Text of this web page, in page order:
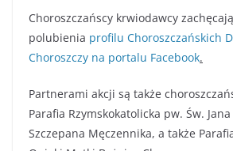
Choroszczańscy krwiodawcy
polubienia profilu Choroszczańskich
Choroszczy na portalu Facebook.
Partnerami akcji są także
Parafia Rzymskokatolicka pw. Św.
Szczepana Męczennika, a także